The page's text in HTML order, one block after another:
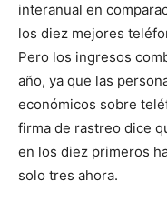
interanual en
los diez mejores
Pero los ingresos
año, ya que las
económicos sobre
firma de rastreo dice
en los diez primeros
solo tres ahora.